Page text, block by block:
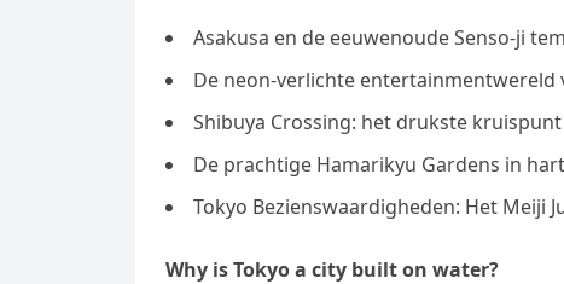
Asakusa en de eeuwenoude Senso-ji
De neon-verlichte entertainmentwereld
Shibuya Crossing: het drukste
De prachtige Hamarikyu Gardens in
Tokyo Bezienswaardigheden: Het Meiji
Why is Tokyo a city built on water?